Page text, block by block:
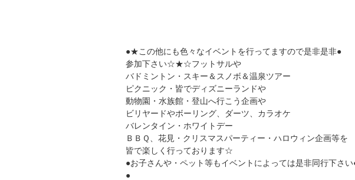
●★この他にも色々なイベントを行ってますので是非是非●
参加下さい☆★☆フットサルや
バドミントン・スキー＆スノボ＆温泉ツアー
ピクニック・皆でディズニーランドや
動物園・水族館・登山へ行こう企画や
ビリヤードやボーリング、ダーツ、カラオケ
バレンタイン・ホワイトデー
ＢＢＱ、花見・クリスマスパーティー・ハロウィン企画等を
皆で楽しく行っております☆
●お子さんや・ペット等もイベントによっては是非同行下さい
●